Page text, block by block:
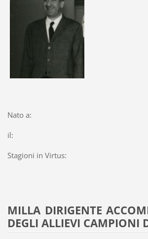
Nato a:
il:
Stagioni in Virtus:
MILLA DIRIGENTE
DEGLI ALLIEVI CAMPIONI